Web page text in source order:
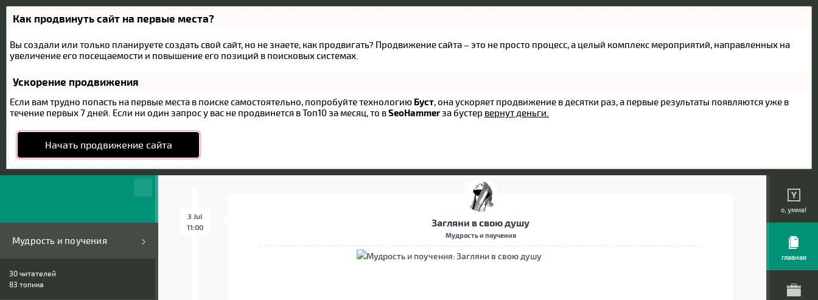
Как продвинуть сайт на первые места?
Вы создали или только планируете создать свой сайт, но не знаете, как продвигать? Продвижение сайта – это не просто процесс, а целый комплекс мероприятий, направленных на
увеличение его посещаемости и повышение его позиций в поисковых системах.
Ускорение продвижения
Если вам трудно попасть на первые места в поиске самостоятельно, попробуйте технологию Буст, она ускоряет продвижение в десятки раз, а первые результаты появляются уже в
течение первых 7 дней. Если ни один запрос у вас не продвинется в Топ10 за месяц, то вSeoHammerза бустер вернут деньги.
Начать продвижение сайта
Мудрость и поучения
30 читателей
83 топика
о, умма!
главная
3 Jul
11:00
Загляни в свою душу
Мудрость и поучения